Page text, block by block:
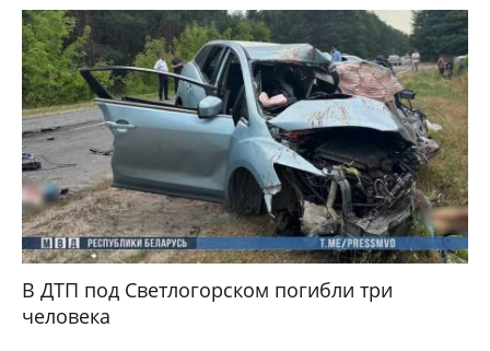
В ДТП под Светлогорском погибли три
человека